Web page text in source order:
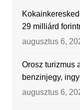
29 milliárd
augusztus 6,
Orosz turizmus
benzinjegy,
augusztus 6,